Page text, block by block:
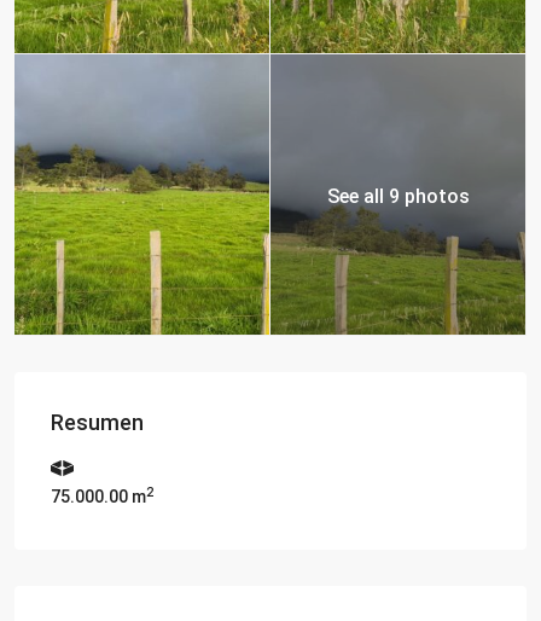
See all 9 photos
Resumen
75.000.00 m2